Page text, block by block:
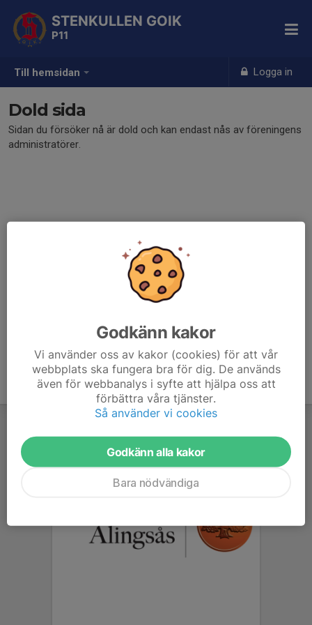
Till hemsidan Logga in
STENKULLEN GOIK
P11
Dold sida
Sidan du försöker nå är dold och kan endast nås av föreningens
administratörer.
Godkänn kakor
Vi använder oss av kakor (cookies) för att vår
webbplats ska fungera bra för dig. De används
även för webbanalys i syfte att hjälpa oss att
förbättra våra tjänster.
Så använder vi cookies
Godkänn alla kakor
Bara nödvändiga